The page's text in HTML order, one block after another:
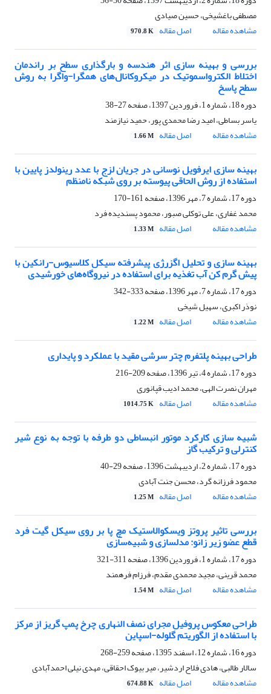
مصطفی باغشیخی، حسین صیادی
مشاهده مقاله
اصل مقاله 970.8 K
بررسی و بهینه سازی اثر هندسه و بارگذاری سطح بر راندمان
اختلاط الکترواسموتیک در میکروکانال‌های همگرا-واگرا به روش
سطح پاسخ
دوره 18، شماره 1، فروردین 1397، صفحه
27-38
یاسر بساطی، امید رضا محمدی پور، حمید نیازمند
مشاهده مقاله
اصل مقاله 1.66 M
بهینه سازی ایرفویل نوسانی در جریان لزج با عدد رینولدز پایین با
استفاده از روش الحاقی پیوسته بر روی شبکه نامنظم
دوره 17، شماره 7، مهر 1396، صفحه
161-170
محمد غفاری، علی توکلی صبور، محمود پسندیده فرد
مشاهده مقاله
اصل مقاله 1.33 M
بهینه سازی و تحلیل اگزرژی پیشرفته سیکل کلاسیوس-رانکین با
پیش گرم کن آب تغذیه برای استفاده در نیروگاه‌های خورشیدی
دوره 17، شماره 7، مهر 1396، صفحه
333-342
نوذر اکبری، سهیل شیخی
مشاهده مقاله
اصل مقاله 1.22 M
طراحی بهینه پلتفرم چتر سرشی مقید با عملکرد و پایداری
دوره 17، شماره 4، تیر 1396، صفحه
209-216
مهران نصرت الهی، محمد ادیب قپانوری
مشاهده مقاله
اصل مقاله 1014.75 K
شبیه سازی کارکرد موتور انبساطی دو طرفه با توجه به نوع شیر
کنترلی و ترکیب گاز
دوره 17، شماره 2، اردیبهشت 1396، صفحه
29-40
محمود فرزانه گرد، محسن جنت آبادی
مشاهده مقاله
اصل مقاله 1.25 M
بررسی تاثیر پروتز ویسکوالاستیک مچ پا بر روی سیکل گیت فرد
قطع عضو زیر زانو: مدلسازی و شبیه‌سازی
دوره 17، شماره 1، فروردین 1396، صفحه
311-321
محمد قرینی، مجید محمدی مقدم، فرزام فرهمند
مشاهده مقاله
اصل مقاله 1.54 M
طراحی معکوس پروفیل مجرای نصف النهاری چرخ پمپ گریز از مرکز
با استفاده از الگوریتم گلوله-اسپاین
دوره 16، شماره 12، اسفند 1395، صفحه
259-268
سالار طالبی، هادی فلاح اردشیر، میر بیوک احقاقی، مهدی نیلی احمدآبادی
مشاهده مقاله
اصل مقاله 674.88 K